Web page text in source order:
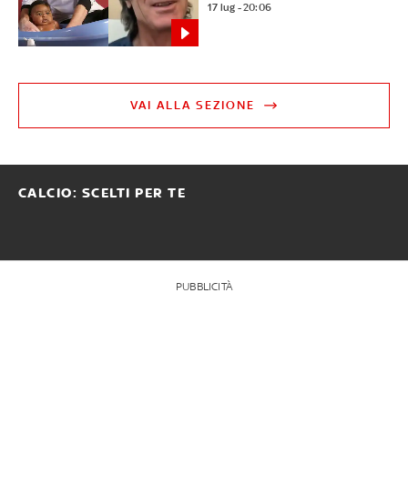
17 lug - 20:06
VAI ALLA SEZIONE
CALCIO: SCELTI PER TE
PUBBLICITÀ